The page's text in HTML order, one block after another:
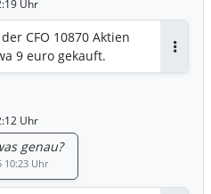
Uhr
CFO 10870 Aktien
9 euro gekauft.
Uhr
genau?
10:23 Uhr